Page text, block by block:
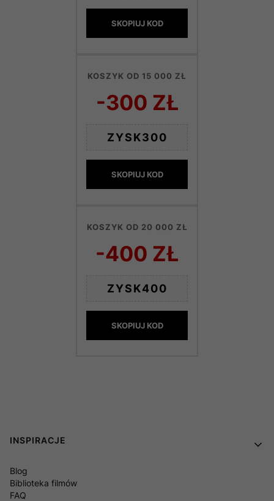
SKOPIUJ KOD
KOSZYK OD 15 000 ZŁ
-300 ZŁ
ZYSK300
SKOPIUJ KOD
KOSZYK OD 20 000 ZŁ
-400 ZŁ
ZYSK400
SKOPIUJ KOD
Linki w stopce
INSPIRACJE
Blog
Biblioteka filmów
FAQ